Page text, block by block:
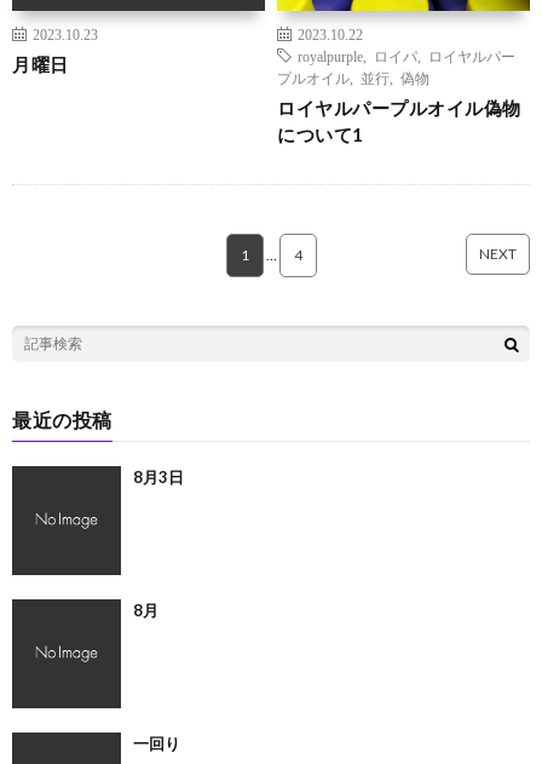
2023.10.23
月曜日
2023.10.22
royalpurple
ロイパ
ロイヤルパー
プルオイル
並行 偽物
ロイヤルパープルオイル偽物
について1
1 4 NEXT
最近の投稿
8月3日
8月
一回り